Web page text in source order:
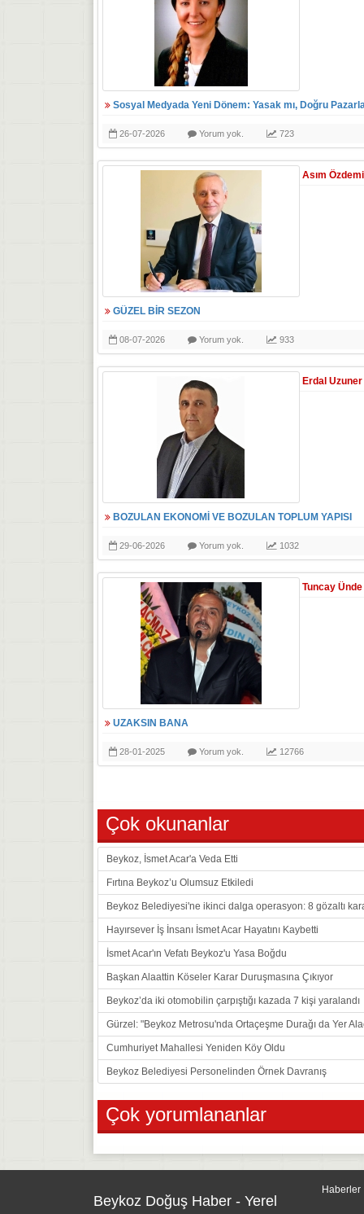
Sosyal Medyada Yeni Dönem: Yasak mı, Doğru
26-07-2026 Yorum yok. 723
Asım
GÜZEL BİR SEZON
08-07-2026 Yorum yok. 933
Erdal Uzuner
BOZULAN EKONOMİ VE BOZULAN TOPLUM YAPISI
29-06-2026 Yorum yok. 1032
Tuncay Ünde
UZAKSIN BANA
28-01-2025 Yorum yok. 12766
Çok okunanlar
Beykoz, İsmet Acar'a Veda Etti
Fırtına Beykoz’u Olumsuz Etkiledi
Beykoz Belediyesi'ne ikinci dalga operasyon: 8 gözaltı
Hayırsever İş İnsanı İsmet Acar Hayatını Kaybetti
İsmet Acar'ın Vefatı Beykoz'u Yasa Boğdu
Başkan Alaattin Köseler Karar Duruşmasına Çıkıyor
Beykoz’da iki otomobilin çarpıştığı kazada 7 kişi yaralandı
Gürzel: "Beykoz Metrosu'nda Ortaçeşme Durağı da Yer
Cumhuriyet Mahallesi Yeniden Köy Oldu
Beykoz Belediyesi Personelinden Örnek Davranış
Çok yorumlananlar
Beykoz Doğuş Haber - Yerel
Haberler